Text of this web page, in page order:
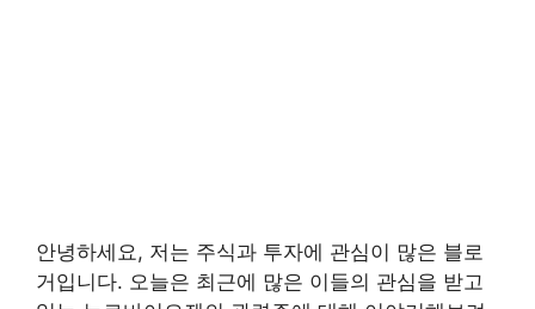
안녕하세요, 저는 주식과 투자에 관심이 많은 블로
거입니다. 오늘은 최근에 많은 이들의 관심을 받고